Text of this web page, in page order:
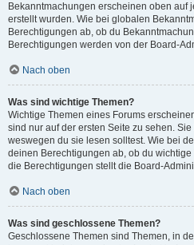
Bekanntmachungen erscheinen oben auf
erstellt wurden. Wie bei globalen
Berechtigungen ab, ob du
Berechtigungen werden von der Board-
Nach oben
Was sind wichtige Themen?
Wichtige Themen eines Forums
sind nur auf der ersten Seite zu sehen.
weswegen du sie lesen solltest. Wie bei
deinen Berechtigungen ab, ob du
die Berechtigungen stellt die Board-
Nach oben
Was sind geschlossene Themen?
Geschlossene Themen sind Themen, in